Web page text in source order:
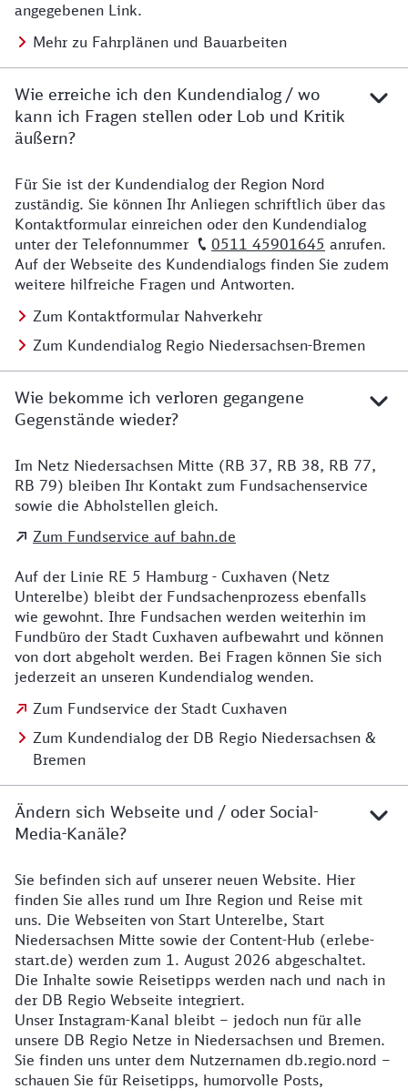
angegebenen Link.
Mehr zu Fahrplänen und Bauarbeiten
Wie erreiche ich den Kundendialog / wo
kann ich Fragen stellen oder Lob und Kritik
äußern?
Details zu Kontakt
Für Sie ist der Kundendialog der Region Nord
zuständig. Sie können Ihr Anliegen schriftlich über das
Kontaktformular einreichen oder den Kundendialog
unter der Telefonnummer
0511 45901645 anrufen.
Auf der Webseite des Kundendialogs finden Sie zudem
weitere hilfreiche Fragen und Antworten.
Zum Kontaktformular Nahverkehr
Zum Kundendialog Regio Niedersachsen-Bremen
Wie bekomme ich verloren gegangene
Gegenstände wieder?
Details zu Kontakt
Im Netz Niedersachsen Mitte (RB 37, RB 38, RB 77,
RB 79) bleiben Ihr Kontakt zum Fundsachenservice
sowie die Abholstellen gleich.
Zum Fundservice auf bahn.de
Auf der Linie RE 5 Hamburg - Cuxhaven (Netz
Unterelbe) bleibt der Fundsachenprozess ebenfalls
wie gewohnt. Ihre Fundsachen werden weiterhin im
Fundbüro der Stadt Cuxhaven aufbewahrt und können
von dort abgeholt werden. Bei Fragen können Sie sich
jederzeit an unseren Kundendialog wenden.
Zum Fundservice der Stadt Cuxhaven
Zum Kundendialog der DB Regio Niedersachsen &
Bremen
Ändern sich Webseite und / oder Social-
Media-Kanäle?
Details zur Website
Sie befinden sich auf unserer neuen Website. Hier
finden Sie alles rund um Ihre Region und Reise mit
uns. Die Webseiten von Start Unterelbe, Start
Niedersachsen Mitte sowie der Content-Hub (erlebe-
start.de) werden zum 1. August 2026 abgeschaltet.
Die Inhalte sowie Reisetipps werden nach und nach in
der DB Regio Webseite integriert.
Unser Instagram-Kanal bleibt – jedoch nun für alle
unsere DB Regio Netze in Niedersachsen und Bremen.
Sie finden uns unter dem Nutzernamen db.regio.nord –
schauen Sie für Reisetipps, humorvolle Posts,